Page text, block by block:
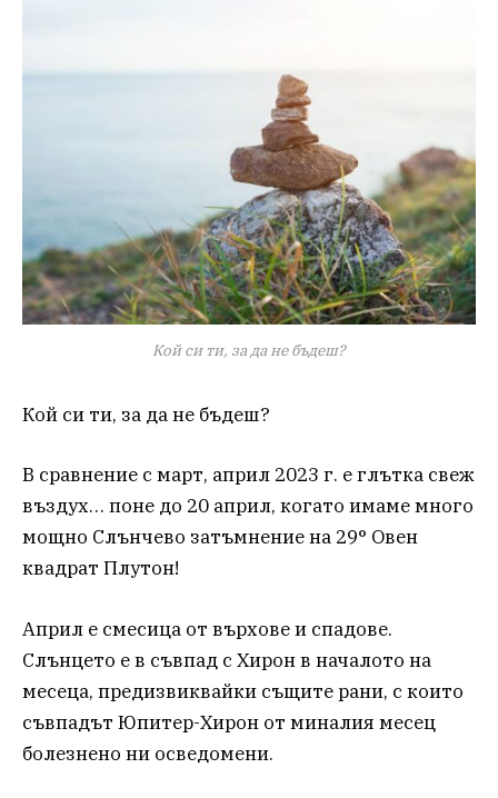
Кой си ти, за да не бъдеш?
Кой си ти, за да не бъдеш?
В сравнение с март, април 2023 г. е глътка свеж
въздух… поне до 20 април, когато имаме много
мощно Слънчево затъмнение на 29° Овен
квадрат Плутон!
Април е смесица от върхове и спадове.
Слънцето е в съвпад с Хирон в началото на
месеца, предизвиквайки същите рани, с които
съвпадът Юпитер-Хирон от миналия месец
болезнено ни осведомени.